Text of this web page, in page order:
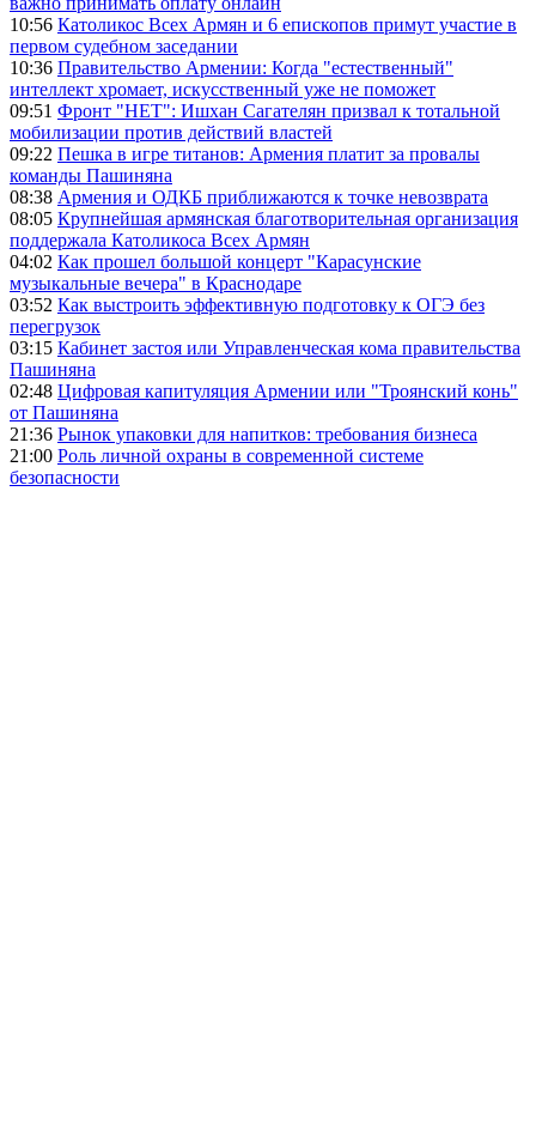
10:56 Католикос Всех Армян и 6 епископов примут участие в
первом судебном заседании
10:36 Правительство Армении: Когда "естественный"
интеллект хромает, искусственный уже не поможет
09:51 Фронт "НЕТ": Ишхан Сагателян призвал к тотальной
мобилизации против действий властей
09:22 Пешка в игре титанов: Армения платит за провалы
команды Пашиняна
08:38 Армения и ОДКБ приближаются к точке невозврата
08:05 Крупнейшая армянская благотворительная организация
поддержала Католикоса Всех Армян
04:02 Как прошел большой концерт "Карасунские
музыкальные вечера" в Краснодаре
03:52 Как выстроить эффективную подготовку к ОГЭ без
перегрузок
03:15 Кабинет застоя или Управленческая кома правительства
Пашиняна
02:48 Цифровая капитуляция Армении или "Троянский конь"
от Пашиняна
21:36 Рынок упаковки для напитков: требования бизнеса
21:00 Роль личной охраны в современной системе
безопасности